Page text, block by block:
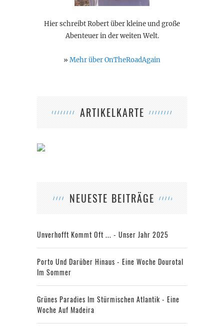
Hier schreibt Robert über kleine und große
Abenteuer in der weiten Welt.
» Mehr über OnTheRoadAgain
ARTIKELKARTE
NEUESTE BEITRÄGE
Unverhofft Kommt Oft ... - Unser Jahr 2025
Porto Und Darüber Hinaus - Eine Woche Dourotal
Im Sommer
Grünes Paradies Im Stürmischen Atlantik - Eine
Woche Auf Madeira